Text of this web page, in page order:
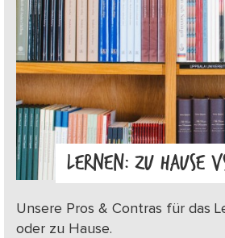
LERNEN: ZU HAUSE
Unsere Pros & Contras für das
oder zu Hause.